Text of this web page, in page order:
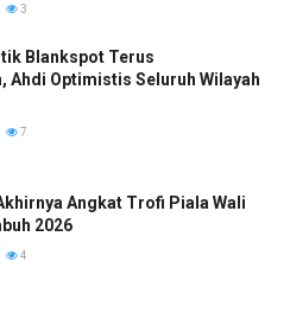
3
Blankspot Terus
Ahdi Optimistis Seluruh Wilayah
7
Angkat Trofi Piala Wali
2026
4